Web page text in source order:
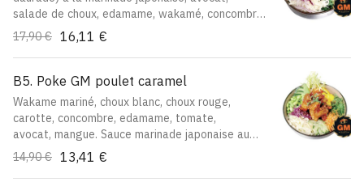
salade de choux, edamame, wakamé, concombre,
oignons rouges et graines de sésames
17,90 € 16,11 €
B5. Poke GM poulet caramel
Wakame mariné, choux blanc, choux rouge,
carotte, concombre, edamame, tomate,
avocat, mangue. Sauce marinade japonaise au
saké et miel
14,90 € 13,41 €